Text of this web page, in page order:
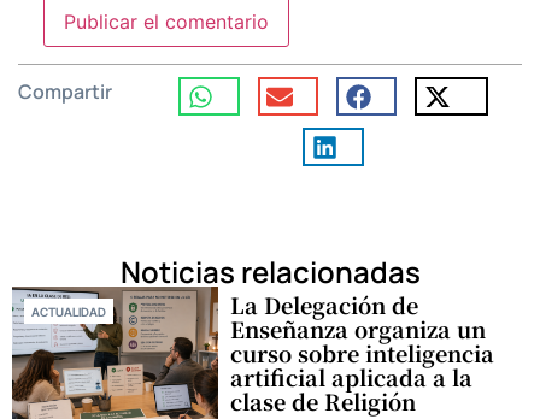
Compartir
Noticias relacionadas
ACTUALIDAD La Delegación de
Enseñanza organiza un
curso sobre inteligencia
artificial aplicada a la
clase de Religión